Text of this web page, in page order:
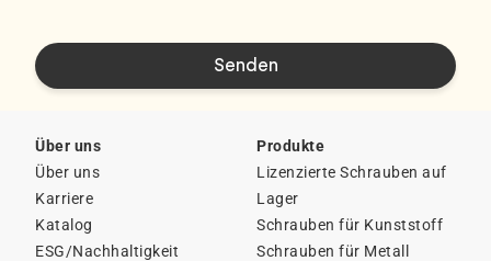
Über uns
Über uns
Karriere
Katalog
ESG/Nachhaltigkeit
Produkte
Lizenzierte Schrauben auf
Lager
Schrauben für Kunststoff
Schrauben für Metall